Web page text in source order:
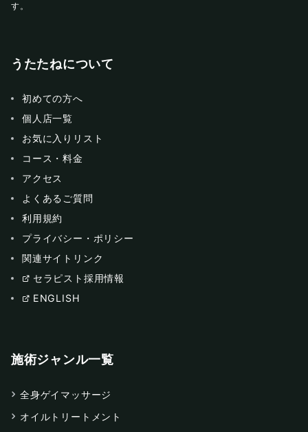
す。
うたたねについて
初めての方へ
個人店一覧
お気に入りリスト
コース・料金
アクセス
よくあるご質問
利用規約
プライバシー・ポリシー
関連サイトリンク
セラピスト採用情報
ENGLISH
施術ジャンル一覧
全身ゲイマッサージ
オイルトリートメント